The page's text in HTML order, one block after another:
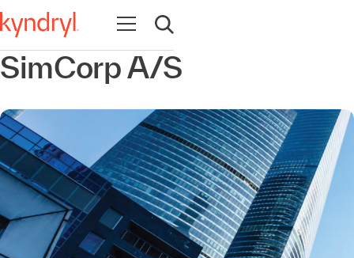
Ouvrir la navigation
Ouvrir la recherche
SimCorp A/S